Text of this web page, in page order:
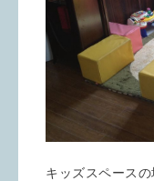
キッズスペースの